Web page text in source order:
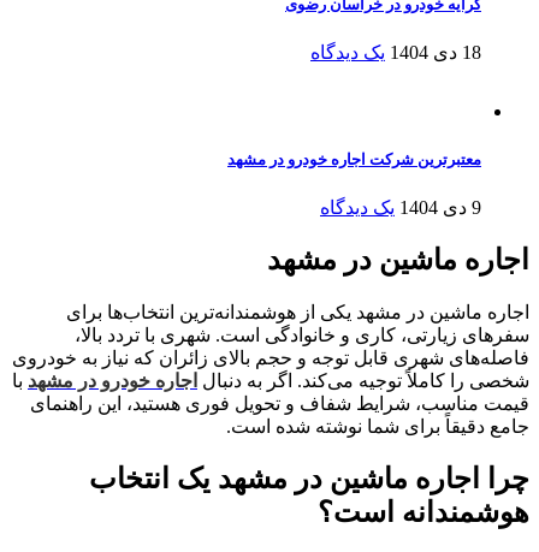
کرایه خودرو در خراسان رضوی
18 دی 1404 یک دیدگاه
معتبرترین شرکت اجاره خودرو در مشهد
9 دی 1404 یک دیدگاه
اجاره ماشین در مشهد
اجاره ماشین در مشهد یکی از هوشمندانه‌ترین انتخاب‌ها برای
سفرهای زیارتی، کاری و خانوادگی است. شهری با تردد بالا،
فاصله‌های شهری قابل توجه و حجم بالای زائران که نیاز به خودروی
شخصی را کاملاً توجیه می‌کند. اگر به دنبال اجاره خودرو در مشهد با
قیمت مناسب، شرایط شفاف و تحویل فوری هستید، این راهنمای
جامع دقیقاً برای شما نوشته شده است.
چرا اجاره ماشین در مشهد یک انتخاب
هوشمندانه است؟